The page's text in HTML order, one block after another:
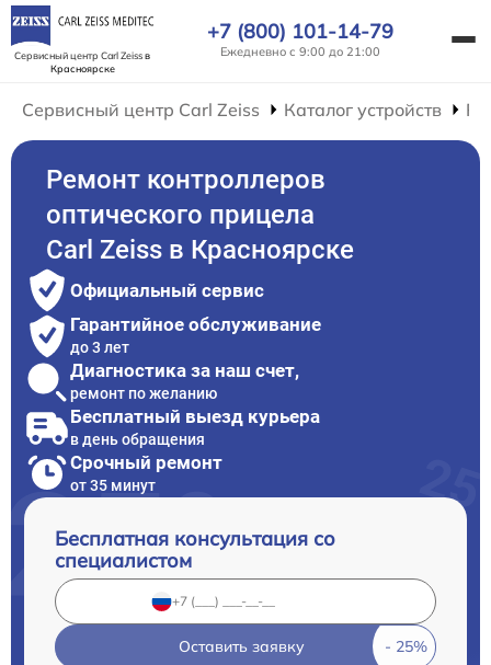
Сервисный центр Carl Zeissв
Красноярске
+7 (800) 101-14-79
Ежедневно с 9:00 до 21:00
Сервисный центр Carl Zeiss Каталог устройств
Ремонт контроллеров
оптического прицела
Carl Zeiss в Красноярске
Официальный сервис
Гарантийное обслуживание
до 3 лет
Диагностика за наш счет,
ремонт по желанию
Бесплатный выезд курьера
в день обращения
Срочный ремонт
от 35 минут
Бесплатная консультация со
специалистом
Оставить заявку